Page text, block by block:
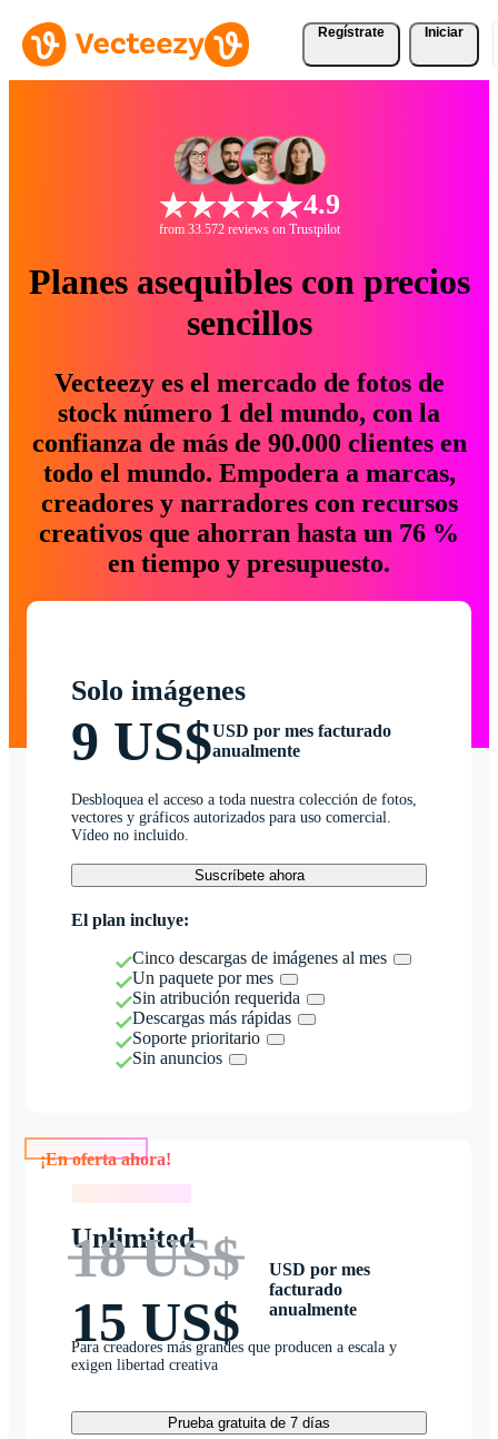
Regístrate Iniciar
4.9
from 33.572 reviews on Trustpilot
Planes asequibles con precios
sencillos
Vecteezy es el mercado de fotos de
stock número 1 del mundo, con la
confianza de más de 90.000 clientes en
todo el mundo. Empodera a marcas,
creadores y narradores con recursos
creativos que ahorran hasta un 76 %
en tiempo y presupuesto.
Solo imágenes
9 US$USD por mes facturado
anualmente
Desbloquea el acceso a toda nuestra colección de fotos,
vectores y gráficos autorizados para uso comercial.
Vídeo no incluido.
Suscríbete ahora
El plan incluye:
Cinco descargas de imágenes al mes
Un paquete por mes
Sin atribución requerida
Descargas más rápidas
Soporte prioritario
Sin anuncios
Unlimited
18 US$
15 US$
USD por mes
facturado
anualmente
Para creadores más grandes que producen a escala y
exigen libertad creativa
Prueba gratuita de 7 días